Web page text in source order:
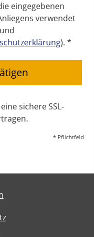
eingegebenen
verwendet
). *
sichere SSL-
* Pflichtfeld